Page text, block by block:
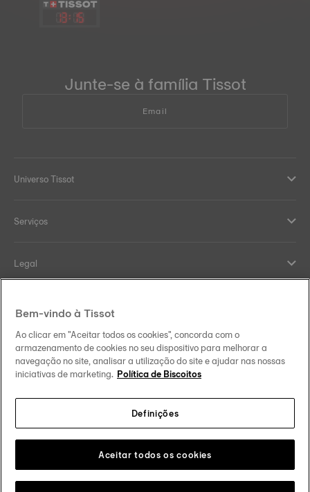
13: 16
Junte-se à família Tissot
Email
Universo Tissot
Serviços
Legal
Help and contacts
Our commitments
Follow us on social media
Change country Tissot Copyrights 2026
Bem-vindo à Tissot
Ao clicar em "Aceitar todos os cookies", concorda com o
armazenamento de cookies no seu dispositivo para melhorar a
navegação no site, analisar a utilização do site e ajudar nas nossas
iniciativas de marketing. Política de Biscoitos
Definições
Aceitar todos os cookies